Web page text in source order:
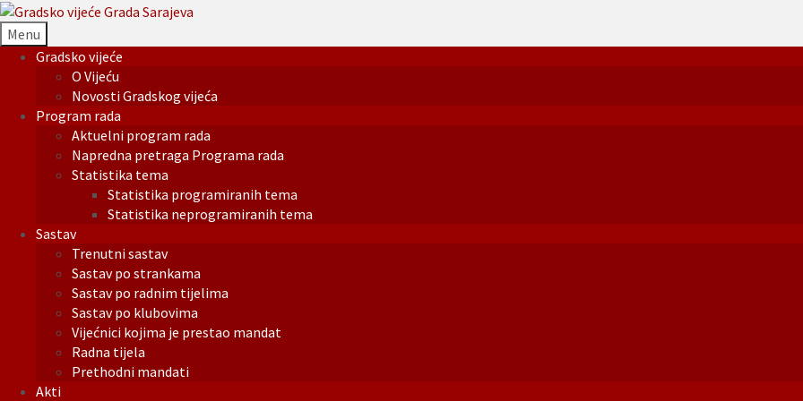
Menu
Gradsko vijeće
O Vijeću
Novosti Gradskog vijeća
Program rada
Aktuelni program rada
Napredna pretraga Programa rada
Statistika tema
Statistika programiranih tema
Statistika neprogramiranih tema
Sastav
Trenutni sastav
Sastav po strankama
Sastav po radnim tijelima
Sastav po klubovima
Vijećnici kojima je prestao mandat
Radna tijela
Prethodni mandati
Akti